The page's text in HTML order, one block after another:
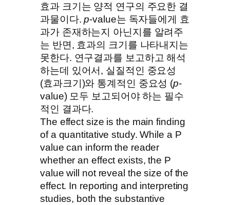
효과 크기는 양적 연구의 주요한 결
과물이다.p-value는 독자들에게 효
과가 존재하는지 아닌지를 알려주
는 반면, 효과의 크기를 나타내지는
못한다. 연구결과를 보고하고 해석
하는데 있어서, 실질적인 중요성
(효과크기)와 통계적인 중요성 (p-
value) 모두 보고되어야 하는 필수
적인 결과다.
The effect size is the main finding
of a quantitative study. While a P
value can inform the reader
whether an effect exists, the P
value will not reveal the size of the
effect. In reporting and interpreting
studies, both the substantive